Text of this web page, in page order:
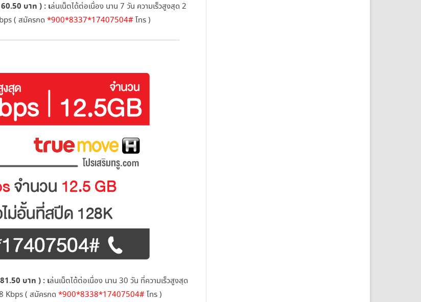
บาท ) : เล่นเน็ตได้ต่อเนื่อง นาน 7 วัน ความเร็วสูงสุด 2
( สมัครกด *900*8337*17407504#โทร )
บาท ) : เล่นเน็ตได้ต่อเนื่อง นาน 30 วัน ที่ความเร็วสูงสุด
Kbps ( สมัครกด *900*8338*17407504#โทร )